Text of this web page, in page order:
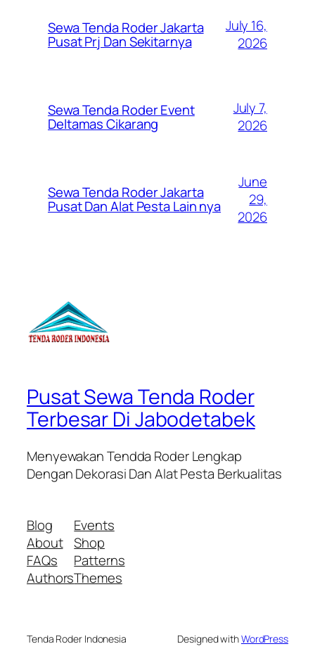
Sewa Tenda Roder Jakarta
Pusat Prj Dan Sekitarnya
July 16,
2026
Sewa Tenda Roder Event
Deltamas Cikarang
July 7,
2026
Sewa Tenda Roder Jakarta
Pusat Dan Alat Pesta Lain nya
June
29,
2026
Pusat Sewa Tenda Roder
Terbesar Di Jabodetabek
Menyewakan Tendda Roder Lengkap
Dengan Dekorasi Dan Alat Pesta Berkualitas
Blog
About
FAQs
Authors
Events
Shop
Patterns
Themes
Tenda Roder Indonesia Designed withWordPress